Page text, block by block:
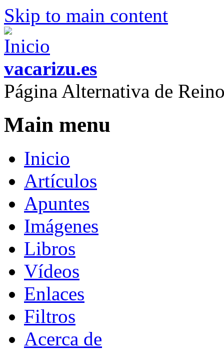
Skip to main content
vacarizu.es
Página Alternativa de
Main menu
Inicio
Artículos
Apuntes
Imágenes
Libros
Vídeos
Enlaces
Filtros
Acerca de